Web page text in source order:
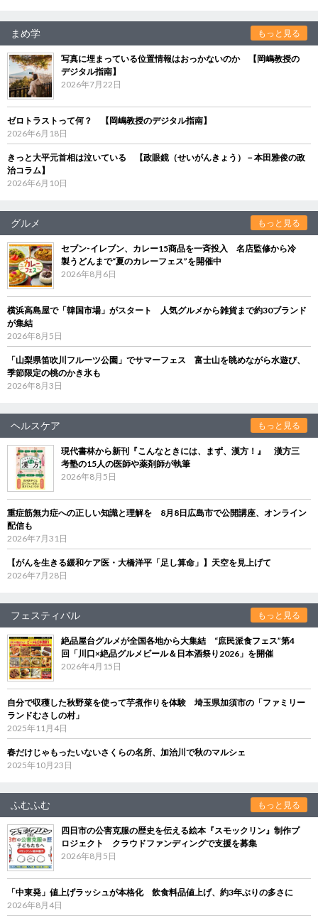
まめ学 もっと見る
写真に埋まっている位置情報はおっかないのか 【岡嶋教授の
デジタル指南】
2026年7月22日
ゼロトラストって何？ 【岡嶋教授のデジタル指南】
2026年6月18日
きっと大平元首相は泣いている 【政眼鏡（せいがんきょう）－本田雅俊の政
治コラム】
2026年6月10日
グルメ もっと見る
セブン‐イレブン、カレー15商品を一斉投入 名店監修から冷
製うどんまで“夏のカレーフェス”を開催中
2026年8月6日
横浜高島屋で「韓国市場」がスタート 人気グルメから雑貨まで約30ブランド
が集結
2026年8月5日
「山梨県笛吹川フルーツ公園」でサマーフェス 富士山を眺めながら水遊び、
季節限定の桃のかき氷も
2026年8月3日
ヘルスケア もっと見る
現代書林から新刊『こんなときには、まず、漢方！』 漢方三
考塾の15人の医師や薬剤師が執筆
2026年8月5日
重症筋無力症への正しい知識と理解を 8月8日広島市で公開講座、オンライン
配信も
2026年7月31日
【がんを生きる緩和ケア医・大橋洋平「足し算命」】天空を見上げて
2026年7月28日
フェスティバル もっと見る
絶品屋台グルメが全国各地から大集結 “庶民派食フェス”第4
回「川口×絶品グルメビール＆日本酒祭り2026」を開催
2026年4月15日
自分で収穫した秋野菜を使って芋煮作りを体験 埼玉県加須市の「ファミリー
ランドむさしの村」
2025年11月4日
春だけじゃもったいないさくらの名所、加治川で秋のマルシェ
2025年10月23日
ふむふむ もっと見る
四日市の公害克服の歴史を伝える絵本『スモックリン』制作プ
ロジェクト クラウドファンディングで支援を募集
2026年8月5日
「中東発」値上げラッシュが本格化 飲食料品値上げ、約3年ぶりの多さに
2026年8月4日